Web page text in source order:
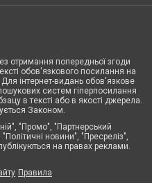
отримання попередньої згоди
обов'язкового посилання на
інтернет-видань обов'язкове
систем гіперпосилання
в тексті або в якості джерела.
Законом.
"Промо", "Партнерський
новини", "Пресреліз",
на правах реклами.
Правила